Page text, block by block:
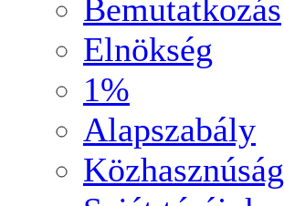
Bemutatkozás
Elnökség
1%
Alapszabály
Közhasznúság